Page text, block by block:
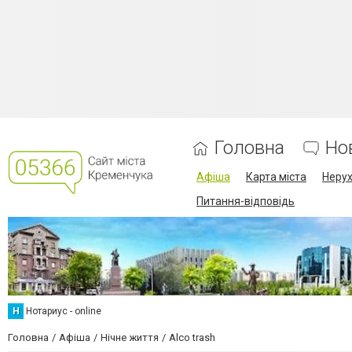
Головна
Афіша Карта міста
Питання-відповідь
Н Нотариус - online
Головна Афіша Нічне життя Alco trash